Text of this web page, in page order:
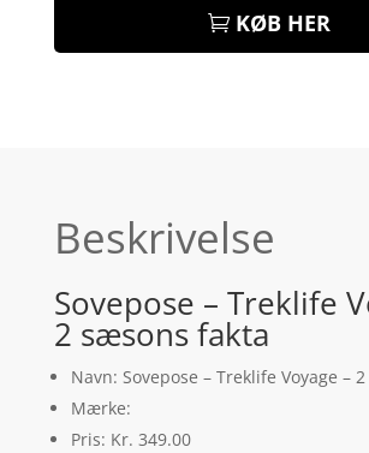
KØB HER
Beskrivelse
Sovepose – Treklife
2 sæsons fakta
Navn: Sovepose – Treklife Voyage –
Mærke:
Pris: Kr. 349.00